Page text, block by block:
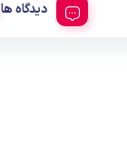
دیدگاه ها